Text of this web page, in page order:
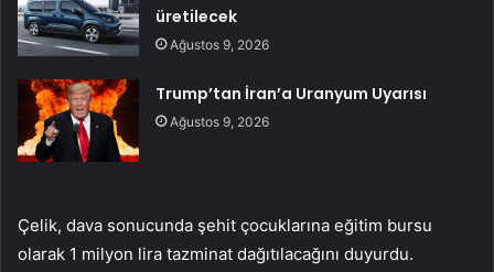
üretilecek
Ağustos 9, 2026
Trump’tan İran’a Uranyum Uyarısı
Ağustos 9, 2026
Çelik, dava sonucunda şehit çocuklarına eğitim bursu
olarak 1 milyon lira tazminat dağıtılacağını duyurdu.